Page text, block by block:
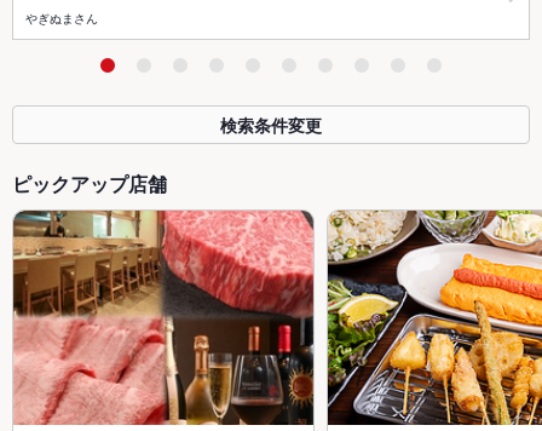
やぎぬまさん
検索条件変更
ピックアップ店舗